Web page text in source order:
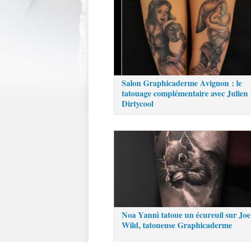
Salon Graphicaderme Avignon : le
tatouage complémentaire avec Julien
Dirtycool
Noa Yannì tatoue un écureuil sur Joe
Wild, tatoueuse Graphicaderme